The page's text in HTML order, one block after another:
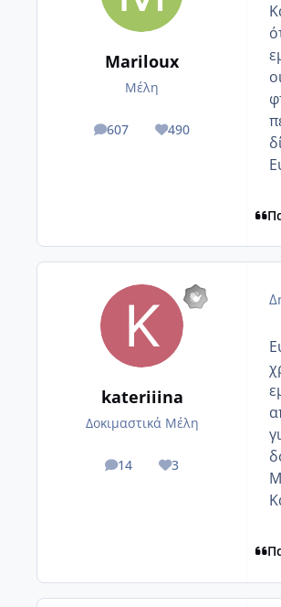
Mariloux
Μέλη
607
posts 490
Reputation
kateriiina
Δοκιμαστικά Μέλη
14
posts 3
Reputation